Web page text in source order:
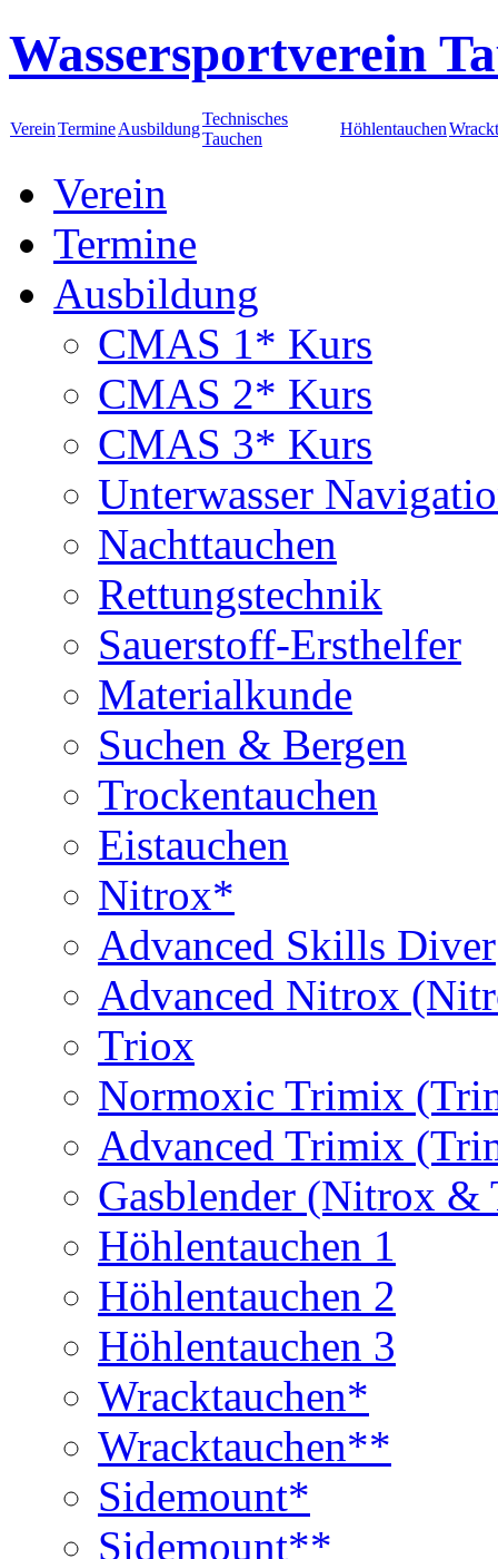
Wassersportverein
VereinTermineAusbildung
Technisches
Tauchen
Höhlentauchen
Verein
Termine
Ausbildung
CMAS 1* Kurs
CMAS 2* Kurs
CMAS 3* Kurs
Unterwasser
Nachttauchen
Rettungstechnik
Sauerstoff-Ersthelfer
Materialkunde
Suchen & Bergen
Trockentauchen
Eistauchen
Nitrox*
Advanced Skills Diver
Advanced Nitrox
Triox
Normoxic Trimix
Advanced Trimix
Gasblender (Nitrox
Höhlentauchen 1
Höhlentauchen 2
Höhlentauchen 3
Wracktauchen*
Wracktauchen**
Sidemount*
Sidemount**